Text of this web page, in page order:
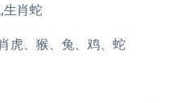
生肖蛇
虎、猴、兔、鸡、蛇